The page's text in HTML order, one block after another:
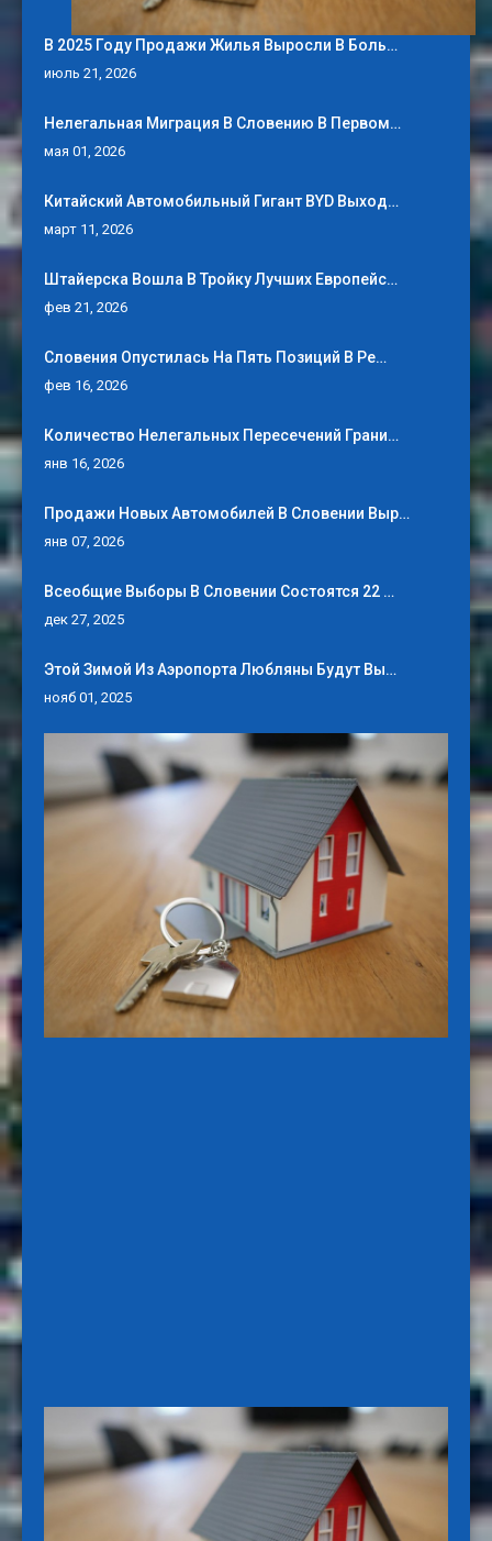
В 2025 Году Продажи Жилья Выросли В Боль…
июль 21, 2026
Нелегальная Миграция В Словению В Первом…
мая 01, 2026
Китайский Автомобильный Гигант BYD Выход…
март 11, 2026
Штайерска Вошла В Тройку Лучших Европейс…
фев 21, 2026
Словения Опустилась На Пять Позиций В Ре…
фев 16, 2026
Количество Нелегальных Пересечений Грани…
янв 16, 2026
Продажи Новых Автомобилей В Словении Выр…
янв 07, 2026
Всеобщие Выборы В Словении Состоятся 22 …
дек 27, 2025
Этой Зимой Из Аэропорта Любляны Будут Вы…
нояб 01, 2025